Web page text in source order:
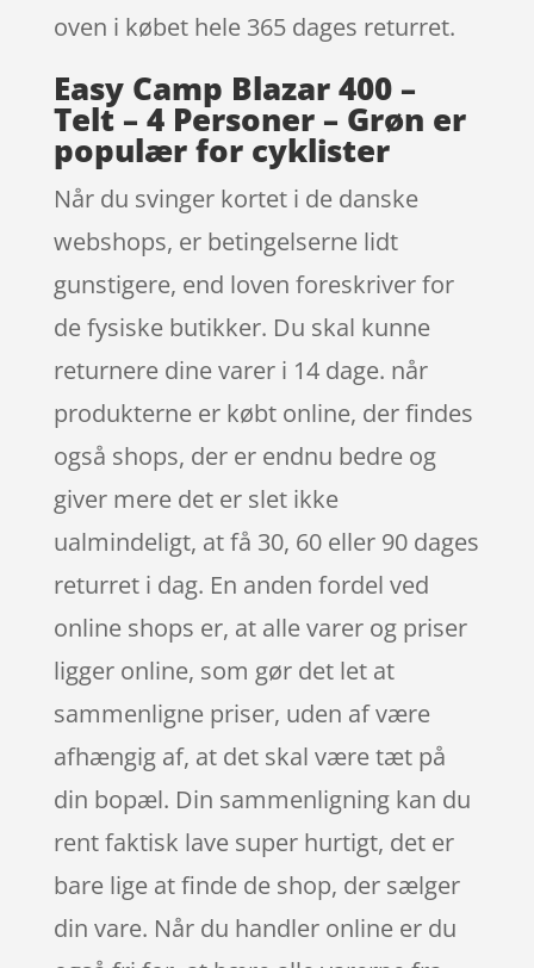
oven i købet hele 365 dages returret.
Easy Camp Blazar 400 –
Telt – 4 Personer – Grøn er
populær for cyklister
Når du svinger kortet i de danske
webshops, er betingelserne lidt
gunstigere, end loven foreskriver for
de fysiske butikker. Du skal kunne
returnere dine varer i 14 dage. når
produkterne er købt online, der findes
også shops, der er endnu bedre og
giver mere det er slet ikke
ualmindeligt, at få 30, 60 eller 90 dages
returret i dag. En anden fordel ved
online shops er, at alle varer og priser
ligger online, som gør det let at
sammenligne priser, uden af være
afhængig af, at det skal være tæt på
din bopæl. Din sammenligning kan du
rent faktisk lave super hurtigt, det er
bare lige at finde de shop, der sælger
din vare. Når du handler online er du